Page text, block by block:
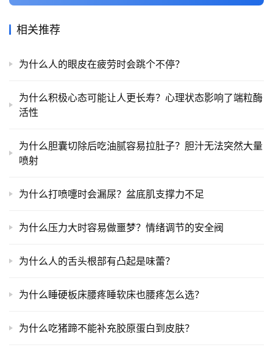
相关推荐
为什么人的眼皮在疲劳时会跳个不停？
为什么积极心态可能让人更长寿？心理状态影响了端粒酶
活性
为什么胆囊切除后吃油腻容易拉肚子？胆汁无法突然大量
喷射
为什么打喷嚏时会漏尿？盆底肌支撑力不足
为什么压力大时容易做噩梦？情绪调节的安全阀
为什么人的舌头根部有凸起是味蕾？
为什么睡硬板床腰疼睡软床也腰疼怎么选？
为什么吃猪蹄不能补充胶原蛋白到皮肤？